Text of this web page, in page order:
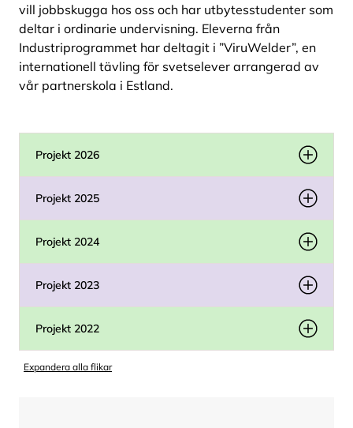
vill jobbskugga hos oss och har utbytesstudenter som
deltar i ordinarie undervisning. Eleverna från
Industriprogrammet har deltagit i ”ViruWelder”, en
internationell tävling för svetselever arrangerad av
vår partnerskola i Estland.
Projekt 2026
Projekt 2025
Projekt 2024
Projekt 2023
Projekt 2022
Expandera alla flikar